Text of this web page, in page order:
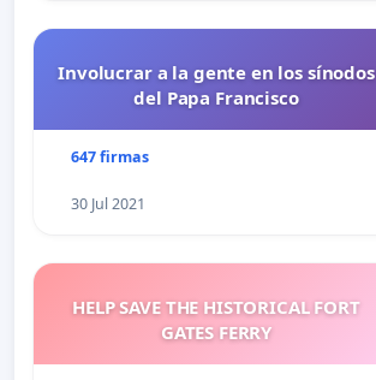
Involucrar a la gente en los sínodos
del Papa Francisco
647 firmas
30 Jul 2021
HELP SAVE THE HISTORICAL FORT
GATES FERRY